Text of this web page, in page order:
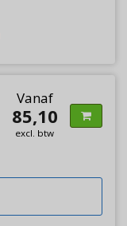
Vanaf
85,10
excl. btw